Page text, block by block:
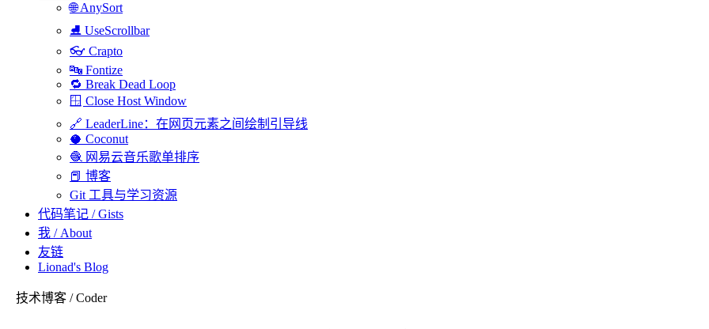
🌐 AnySort
⛸️ UseScrollbar
👓 Crapto
🔤 Fontize
🔁 Break Dead Loop
🪟 Close Host Window
🔗 LeaderLine：在网页元素之间绘制引导线
🥥 Coconut
🧶 网易云音乐歌单排序
📕 博客
Git 工具与学习资源
代码笔记 / Gists
我 / About
友链
Lionad's Blog
技术博客 / Coder